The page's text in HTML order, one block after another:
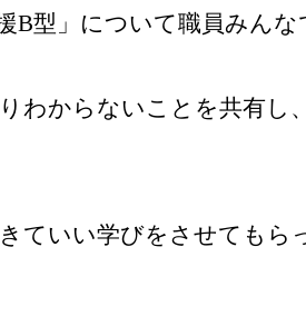
B型」について職員みんな
わからないことを共有し
ていい学びをさせてもら